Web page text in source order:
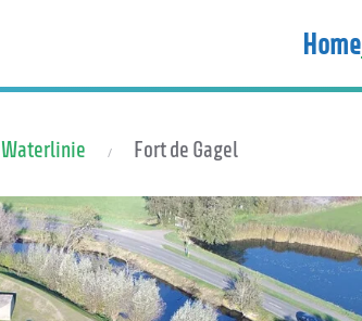
Home
Waterlinie Fort de Gagel